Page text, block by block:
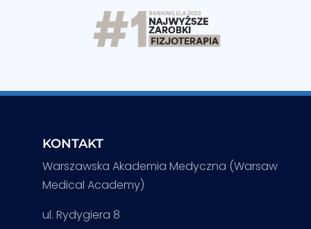
KONTAKT
Warszawska Akademia Medyczna (Warsaw
Medical Academy)
ul. Rydygiera 8